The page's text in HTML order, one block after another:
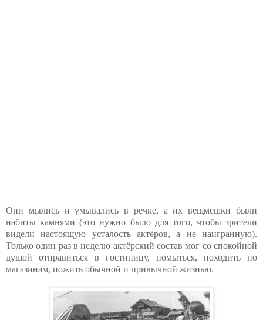
Они мылись и умывались в речке, а их вещмешки были
набиты камнями (это нужно было для того, чтобы зрители
видели настоящую усталость актёров, а не наигранную).
Только один раз в неделю актёрский состав мог со спокойной
душой отправиться в гостиницу, помыться, походить по
магазинам, пожить обычной и привычной жизнью.